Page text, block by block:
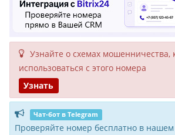
Узнайте о схемах мошенни­чества,
исполь­зоваться с этого номера
Узнать
Чат-бот в Telegram
Проверяйте номер бесплатно в